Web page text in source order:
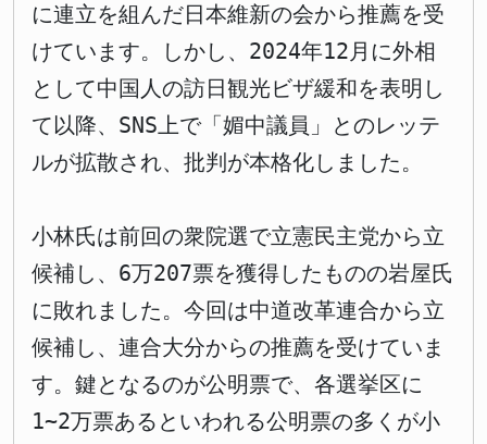
に連立を組んだ日本維新の会から推薦を受
けています。しかし、2024年12月に外相
として中国人の訪日観光ビザ緩和を表明し
て以降、SNS上で「媚中議員」とのレッテ
ルが拡散され、批判が本格化しました。
小林氏は前回の衆院選で立憲民主党から立
候補し、6万207票を獲得したものの岩屋氏
に敗れました。今回は中道改革連合から立
候補し、連合大分からの推薦を受けていま
す。鍵となるのが公明票で、各選挙区に
1~2万票あるといわれる公明票の多くが小